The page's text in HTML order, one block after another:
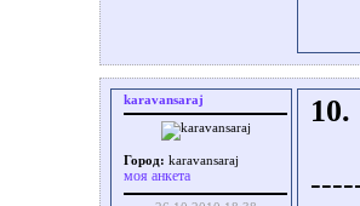
karavansaraj
Город: karavansaraj
моя анкета
10.